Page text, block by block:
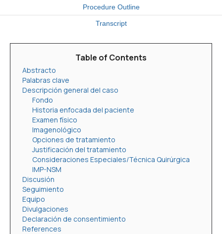
Procedure Outline
Transcript
Table of Contents
Abstracto
Palabras clave
Descripción general del caso
Fondo
Historia enfocada del paciente
Examen físico
Imagenológico
Opciones de tratamiento
Justificación del tratamiento
Consideraciones Especiales/Técnica Quirúrgica
IMP-NSM
Discusión
Seguimiento
Equipo
Divulgaciones
Declaración de consentimiento
References